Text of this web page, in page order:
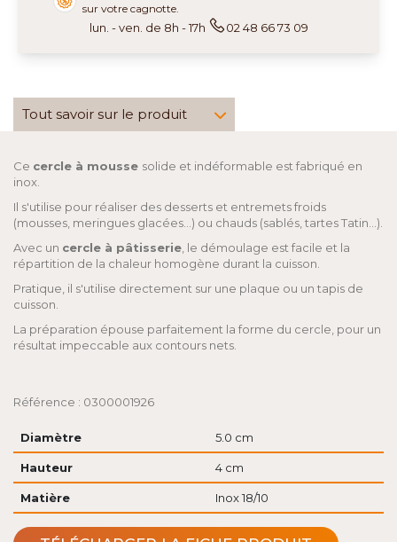
sur votre cagnotte.
lun. - ven. de 8h - 17h 02 48 66 73 09
Tout savoir sur le produit
Ce cercle à mousse solide et indéformable est fabriqué en
inox.
Il s'utilise pour réaliser des desserts et entremets froids
(mousses, meringues glacées...) ou chauds (sablés, tartes Tatin...).
Avec un cercle à pâtisserie , le démoulage est facile et la
répartition de la chaleur homogène durant la cuisson.
Pratique, il s'utilise directement sur une plaque ou un tapis de
cuisson.
La préparation épouse parfaitement la forme du cercle, pour un
résultat impeccable aux contours nets.
Référence : 0300001926
Diamètre 5.0 cm
Hauteur 4 cm
Matière Inox 18/10